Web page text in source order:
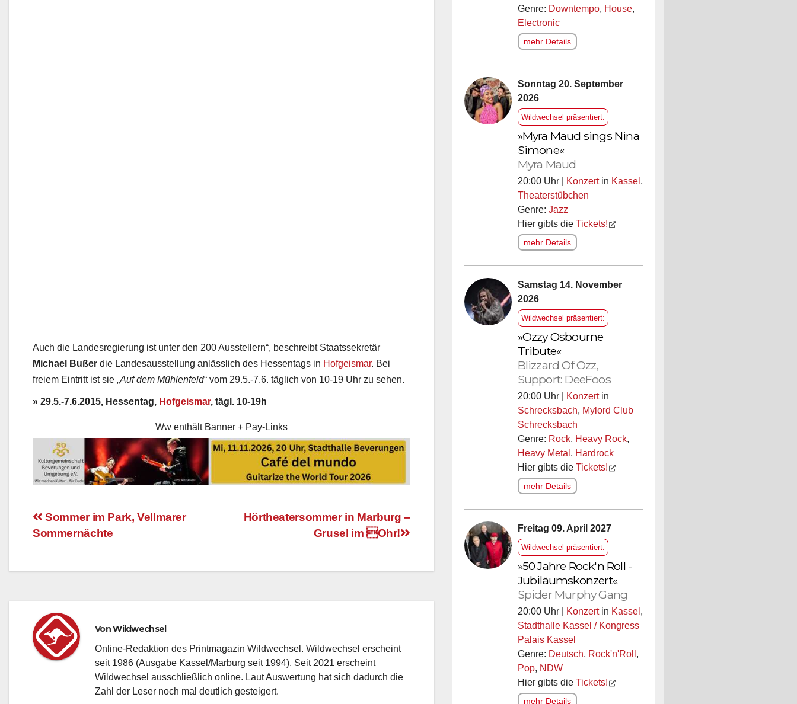
Auch die Landesregierung ist unter den 200 Ausstellern“, beschreibt Staatssekretär
Michael Bußer die Landesausstellung anlässlich des Hessentags in Hofgeismar. Bei
freiem Eintritt ist sie „Auf dem Mühlenfeld“ vom 29.5.-7.6. täglich von 10-19 Uhr zu sehen.
» 29.5.-7.6.2015, Hessentag, Hofgeismar, tägl. 10-19h
Ww enthält Banner + Pay-Links
Hörtheatersommer in Marburg –
Grusel im Ohr!
Sommer im Park, Vellmarer
Sommernächte
Von Wildwechsel
Online-Redaktion des Printmagazin Wildwechsel. Wildwechsel erscheint
seit 1986 (Ausgabe Kassel/Marburg seit 1994). Seit 2021 erscheint
Wildwechsel ausschließlich online. Laut Auswertung hat sich dadurch die
Zahl der Leser noch mal deutlich gesteigert.
Genre: Downtempo, House,
Electronic
mehr Details
Sonntag 20. September
2026
Wildwechsel präsentiert:
»Myra Maud sings Nina
Simone«
Myra Maud
20:00 Uhr | Konzertin Kassel ,
Theaterstübchen
Genre: Jazz
Hier gibts die Tickets!
mehr Details
Samstag 14. November
2026
Wildwechsel präsentiert:
»Ozzy Osbourne
Tribute«
Blizzard Of Ozz,
Support: DeeFoos
20:00 Uhr | Konzertin
Schrecksbach, Mylord Club
Schrecksbach
Genre: Rock, Heavy Rock,
Heavy Metal , Hardrock
Hier gibts die Tickets!
mehr Details
Freitag 09. April 2027
Wildwechsel präsentiert:
»50 Jahre Rock'n Roll -
Jubiläumskonzert«
Spider Murphy Gang
20:00 Uhr | Konzertin Kassel ,
Stadthalle Kassel / Kongress
Palais Kassel
Genre: Deutsch, Rock'n'Roll ,
Pop, NDW
Hier gibts die Tickets!
mehr Details